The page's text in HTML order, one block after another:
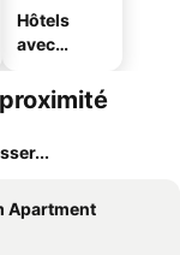
Hôtels
avec
Apartment